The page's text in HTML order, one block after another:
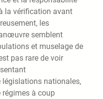
la vérification avant
les
semblent
et muselage de
pas rare de voir
législations nationales,
régimes à coup